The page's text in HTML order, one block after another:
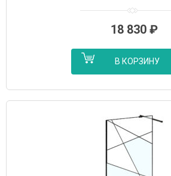
18 830 ₽
В КОРЗИНУ